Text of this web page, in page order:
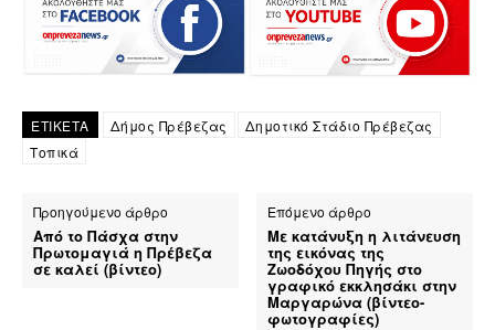
ΕΤΙΚΕΤΑ Δήμος Πρέβεζας
Δημοτικό Στάδιο Πρέβεζας
Τοπικά
Προηγούμενο άρθρο
Από το Πάσχα στην
Πρωτομαγιά η Πρέβεζα
σε καλεί (βίντεο)
Επόμενο άρθρο
Με κατάνυξη η λιτάνευση
της εικόνας της
Ζωοδόχου Πηγής στο
γραφικό εκκλησάκι στην
Μαργαρώνα (βίντεο-
φωτογραφίες)